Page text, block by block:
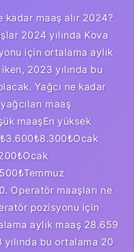
kadar maaş alır 2024?
2024 yılında Kova
için ortalama aylık
2023 yılında bu
Yağcı ne kadar
maaş
maaşEn yüksek
Operatör maaşları ne
pozisyonu için
aylık maaş 28.659
bu ortalama 20